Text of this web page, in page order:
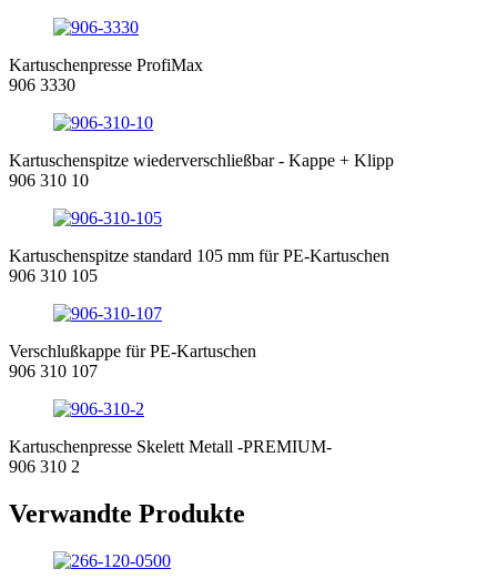
Kartuschenpresse ProfiMax
906 3330
Kartuschenspitze wiederverschließbar - Kappe + Klipp
906 310 10
Kartuschenspitze standard 105 mm für PE-Kartuschen
906 310 105
Verschlußkappe für PE-Kartuschen
906 310 107
Kartuschenpresse Skelett Metall -PREMIUM-
906 310 2
Verwandte Produkte